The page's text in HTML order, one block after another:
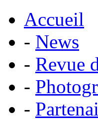
Accueil
- News
- Revue
-
-